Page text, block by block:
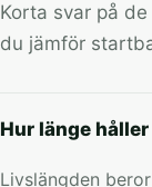
Korta svar på
du jämför
Hur länge
Livslängden